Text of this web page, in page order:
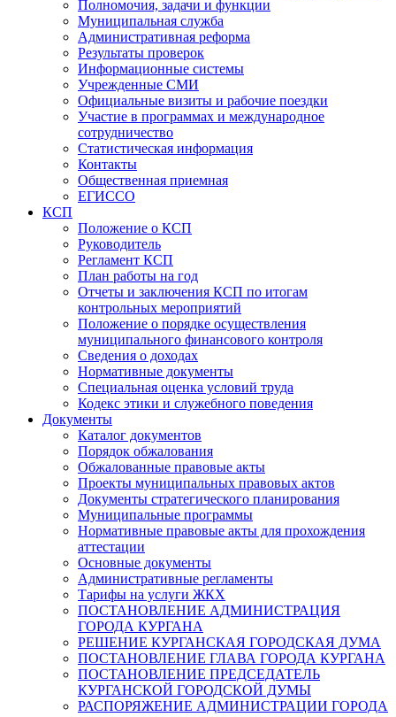
Полномочия, задачи и функции
Муниципальная служба
Административная реформа
Результаты проверок
Информационные системы
Учрежденные СМИ
Официальные визиты и рабочие поездки
Участие в программах и международное
сотрудничество
Статистическая информация
Контакты
Общественная приемная
ЕГИССО
КСП
Положение о КСП
Руководитель
Регламент КСП
План работы на год
Отчеты и заключения КСП по итогам
контрольных мероприятий
Положение о порядке осуществления
муниципального финансового контроля
Сведения о доходах
Нормативные документы
Специальная оценка условий труда
Кодекс этики и служебного поведения
Документы
Каталог документов
Порядок обжалования
Обжалованные правовые акты
Проекты муниципальных правовых актов
Документы стратегического планирования
Муниципальные программы
Нормативные правовые акты для прохождения
аттестации
Основные документы
Административные регламенты
Тарифы на услуги ЖКХ
ПОСТАНОВЛЕНИЕ АДМИНИСТРАЦИЯ
ГОРОДА КУРГАНА
РЕШЕНИЕ КУРГАНСКАЯ ГОРОДСКАЯ ДУМА
ПОСТАНОВЛЕНИЕ ГЛАВА ГОРОДА КУРГАНА
ПОСТАНОВЛЕНИЕ ПРЕДСЕДАТЕЛЬ
КУРГАНСКОЙ ГОРОДСКОЙ ДУМЫ
РАСПОРЯЖЕНИЕ АДМИНИСТРАЦИИ ГОРОДА